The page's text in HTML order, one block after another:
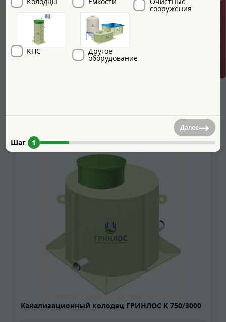
Канализационный колодец ГРИНЛОС К 1000/1500
Размеры (высота / диаметр):
3
Цена: 88 000руб.
Канализационный колодец ГРИНЛОС К 750/3000
сооружения
КНС Другое
оборудование
Шаг 1
Далее